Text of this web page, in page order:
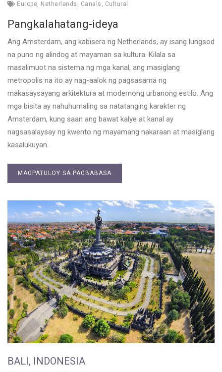
Europe, Netherlands , Canals , Cultural
Pangkalahatang-ideya
Ang Amsterdam, ang kabisera ng Netherlands, ay isang lungsod
na puno ng alindog at mayaman sa kultura. Kilala sa
masalimuot na sistema ng mga kanal, ang masiglang
metropolis na ito ay nag-aalok ng pagsasama ng
makasaysayang arkitektura at modernong urbanong estilo. Ang
mga bisita ay nahuhumaling sa natatanging karakter ng
Amsterdam, kung saan ang bawat kalye at kanal ay
nagsasalaysay ng kwento ng mayamang nakaraan at masiglang
kasalukuyan.
MAGPATULOY SA PAGBABASA
BALI, INDONESIA